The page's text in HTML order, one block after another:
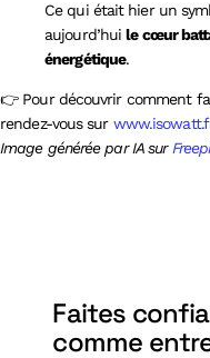
Ce qui était hier un
aujourd’huile cœur
énergétique.
👉 Pour découvrir comment
rendez-vous sur
Image générée par IA sur
Faites
comme